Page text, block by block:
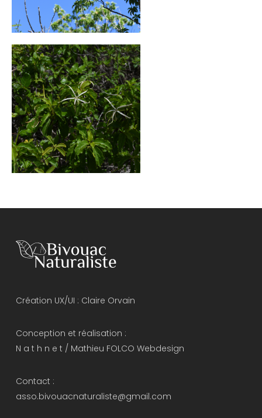
Création UX/UI : Claire Orvain
Conception et réalisation :
N a t h n e t / Mathieu FOLCO Webdesign
Contact :
asso.bivouacnaturaliste@gmail.com